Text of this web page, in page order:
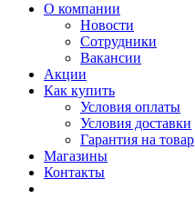
О компании
Новости
Сотрудники
Вакансии
Акции
Как купить
Условия оплаты
Условия доставки
Гарантия на товар
Магазины
Контакты